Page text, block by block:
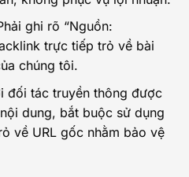
ghi rõ “Nguồn:
trực tiếp trỏ về bài
chúng tôi.
đối tác truyền thông được
dung, bắt buộc sử dụng
về URL gốc nhằm bảo vệ